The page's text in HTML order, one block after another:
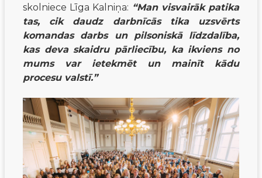
skolniece Līga Kalniņa: “Man visvairāk patika
tas, cik daudz darbnīcās tika uzsvērts
komandas darbs un pilsoniskā līdzdalība,
kas deva skaidru pārliecību, ka ikviens no
mums var ietekmēt un mainīt kādu
procesu valstī.”